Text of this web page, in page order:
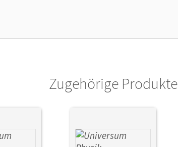
Cornelsen Verlag
Zugehörige Produkte